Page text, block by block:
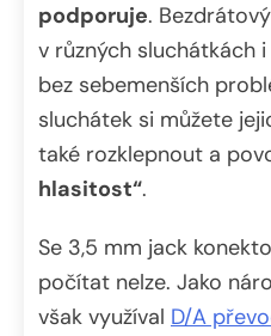
podporuje.
v různých sluchátkách
bez sebemenších
sluchátek si můžete
také rozklepnout a
hlasitost“.
Se 3,5 mm jack
počítat nelze. Jako
však využíval D/A